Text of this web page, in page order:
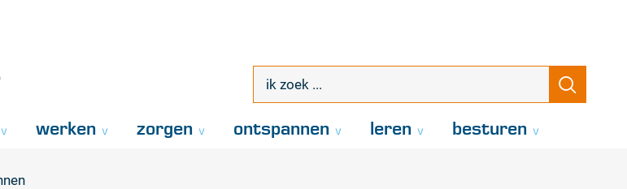
zoek
werken zorgen ontspannen leren besturen